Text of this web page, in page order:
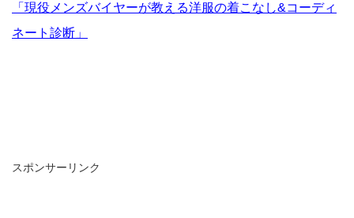
「現役メンズバイヤーが教える洋服の着こなし&コーディ
ネート診断」
スポンサーリンク